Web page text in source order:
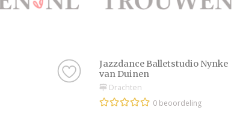
Jazzdance Balletstudio Nynke
van Duinen
Drachten
0 beoordeling